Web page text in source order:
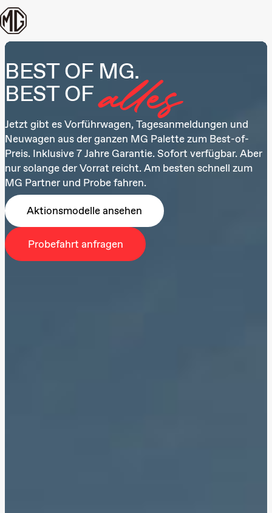
Zum Inhalt springen
BEST OF MG.
BEST OF alles
Jetzt gibt es Vorführwagen, Tagesanmeldungen und
Neuwagen aus der ganzen MG Palette zum Best-of-
Preis. Inklusive 7 Jahre Garantie. Sofort verfügbar. Aber
nur solange der Vorrat reicht. Am besten schnell zum
MG Partner und Probe fahren.
Aktionsmodelle ansehen
Probefahrt anfragen